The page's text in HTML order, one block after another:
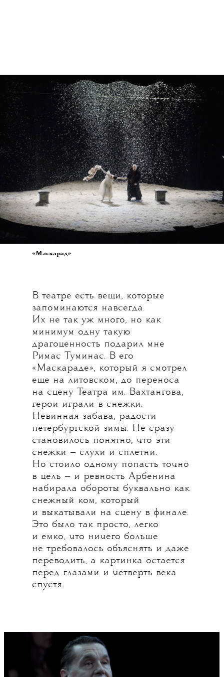
«Маскарад»
В театре есть вещи, которые
запоминаются навсегда.
Их не так уж много, но как
минимум одну такую
драгоценность подарил мне
Римас Туминас. В его
«Маскараде», который я смотрел
еще на литовском, до переноса
на сцену Театра им. Вахтангова,
герои играли в снежки.
Невинная забава, радости
петербургской зимы. Не сразу
становилось понятно, что эти
снежки — слухи и сплетни.
Но стоило одному попасть точно
в цель — и ревность Арбенина
набирала обороты буквально как
снежный ком, который
и выкатывали на сцену в финале.
Это было так просто, легко
и емко, что ничего больше
не требовалось объяснять и даже
переводить, а картинка остается
перед глазами и четверть века
спустя.